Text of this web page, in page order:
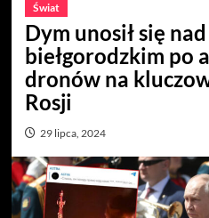
Świat
Dym unosił się
biełgorodzkim po
dronów na
Rosji
29 lipca, 2024